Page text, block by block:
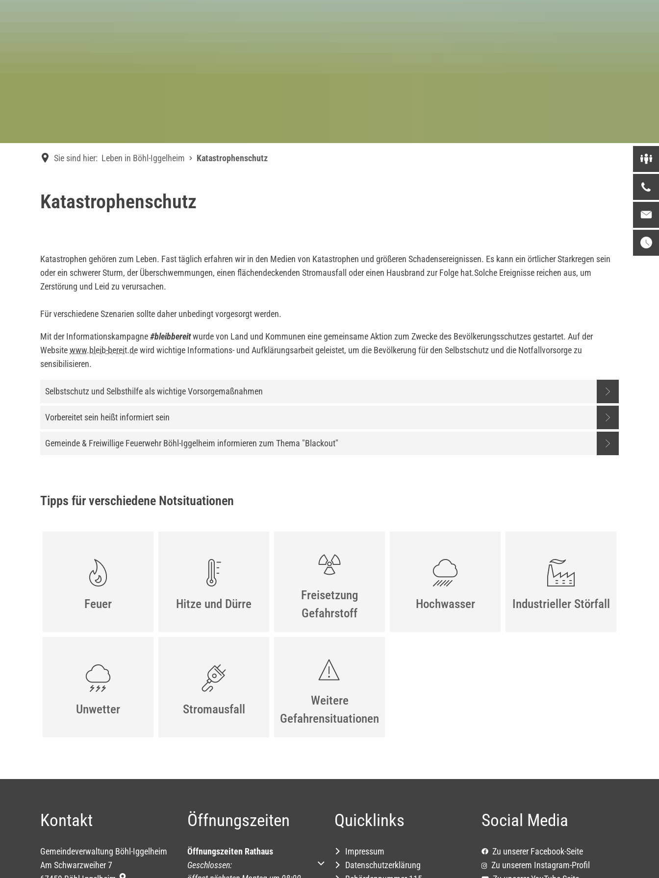
Sie sind hier: Leben in Böhl-Iggelheim Katastrophenschutz
Katastrophenschutz
Katastrophen gehören zum Leben. Fast täglich erfahren wir in den Medien von Katastrophen und größeren Schadensereignissen. Es kann ein örtlicher Starkregen sein
oder ein schwerer Sturm, der Überschwemmungen, einen flächendeckenden Stromausfall oder einen Hausbrand zur Folge hat.Solche Ereignisse reichen aus, um
Zerstörung und Leid zu verursachen.
Für verschiedene Szenarien sollte daher unbedingt vorgesorgt werden.
Mit der Informationskampagne#bleibbereitwurde von Land und Kommunen eine gemeinsame Aktion zum Zwecke des Bevölkerungsschutzes gestartet. Auf der
Websitewww.bleib-bereit.dewird wichtige Informations- und Aufklärungsarbeit geleistet, um die Bevölkerung für den Selbstschutz und die Notfallvorsorge zu
sensibilisieren.
Selbstschutz und Selbsthilfe als wichtige Vorsorgemaßnahmen
Vorbereitet sein heißt informiert sein
Gemeinde & Freiwillige Feuerwehr Böhl-Iggelheim informieren zum Thema "Blackout"
Tipps für verschiedene Notsituationen
Feuer Hitze und Dürre
Freisetzung
Gefahrstoff
Hochwasser Industrieller Störfall
Unwetter Stromausfall
Weitere
Gefahrensituationen
Kontakt
Gemeindeverwaltung Böhl-Iggelheim
Am Schwarzweiher 7
Öffnungszeiten
Öffnungszeiten Rathaus
Klicken, um weitere Öffnungs- oder Schließzeiten auszublenden
Geschlossen:
Quicklinks
Impressum
Datenschutzerklärung
Social Media
Zu unserer Facebook-Seite
Zu unserem Instagram-Profil